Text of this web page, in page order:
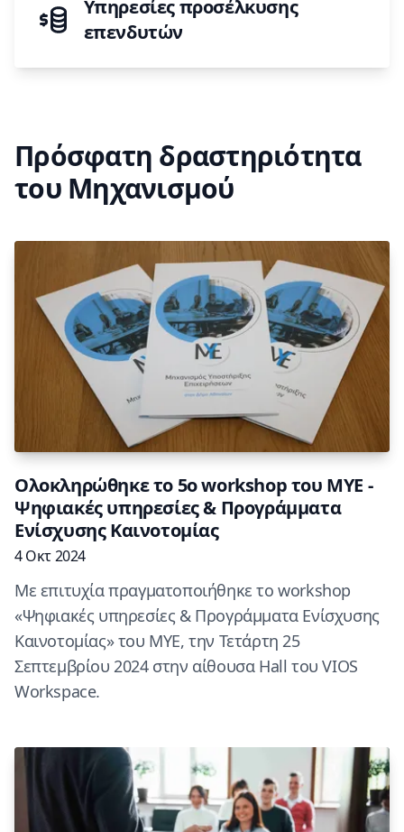
Υπηρεσίες προσέλκυσης
επενδυτών
Πρόσφατη δραστηριότητα
του Μηχανισμού
Ολοκληρώθηκε το 5ο workshop του ΜΥΕ -
Ψηφιακές υπηρεσίες & Προγράμματα
Ενίσχυσης Καινοτομίας
4 Οκτ 2024
Με επιτυχία πραγματοποιήθηκε το workshop
«Ψηφιακές υπηρεσίες & Προγράμματα Ενίσχυσης
Καινοτομίας» του ΜΥΕ, την Τετάρτη 25
Σεπτεμβρίου 2024 στην αίθουσα Hall του VIOS
Workspace.